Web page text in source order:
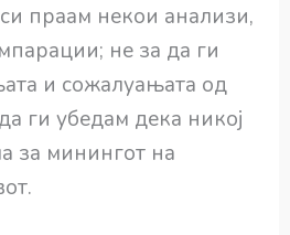
праам некои анализи,
не за да ги
и сожалуањата од
ги убедам дека никој
за минингот на